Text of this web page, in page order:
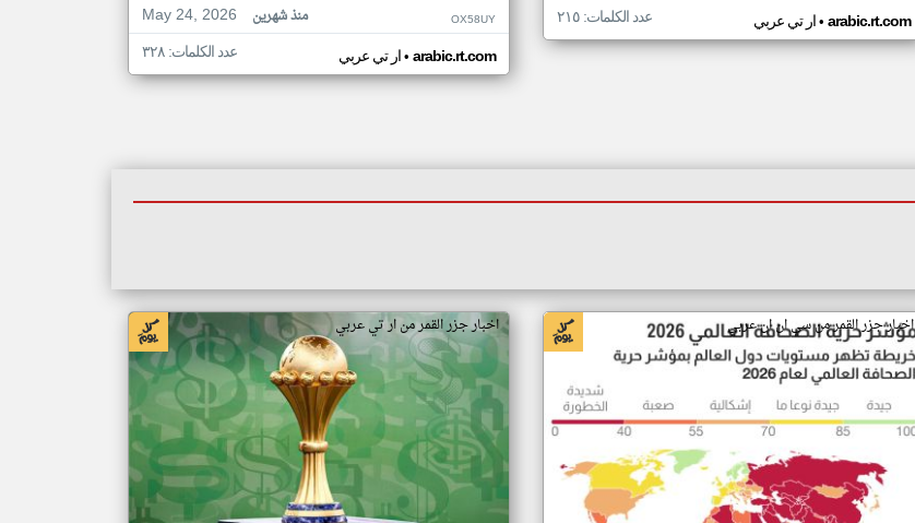
ار تي عربي• arabic.rt.com عدد الكلمات: ٢١٥
May 24, 2026
منذ شهرين OX58UY
ار تي عربي• arabic.rt.com عدد الكلمات: ٣٢٨
اخبار جزر القمر من سي ان ان عربي اخبار جزر القمر من ار تي عربي